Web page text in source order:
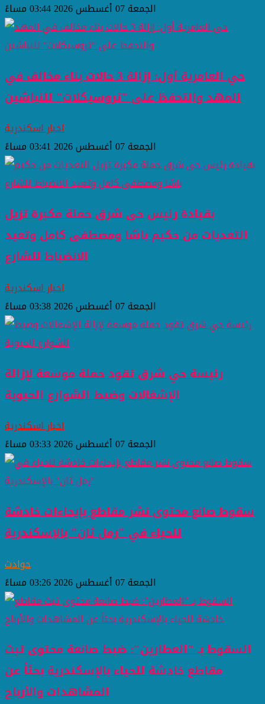
الجمعة 07 أغسطس 2026 03:44 مساءً
حي العامرية أول: إزالة 3 حالات بناء مخالف في
المهد والتحفظ على "تروسيكلات" للنباشين
اخبار اسكندرية
الجمعة 07 أغسطس 2026 03:41 مساءً
بقيادة رئيس حى شرق حملة مكبرة تزيل
التعديات من حكيم باشا ومصطفى كامل وتعيد
الانضباط للشارع
اخبار اسكندرية
الجمعة 07 أغسطس 2026 03:38 مساءً
رئيسة حي شرق تقود حملة موسعة لإزالة
الإشغالات وضبط الشوارع الحيوية
اخبار اسكندرية
الجمعة 07 أغسطس 2026 03:33 مساءً
سقوط صانع محتوى نشر مقاطع بإيحاءات خادشة
للحياء في "رمل ثان" بالإسكندرية
حوادث
الجمعة 07 أغسطس 2026 03:26 مساءً
السقوط بـ "العطارين": ضبط صانعة محتوى تبث
مقاطع خادشة للحياء بالإسكندرية بحثاً عن
المشاهدات والأرباح